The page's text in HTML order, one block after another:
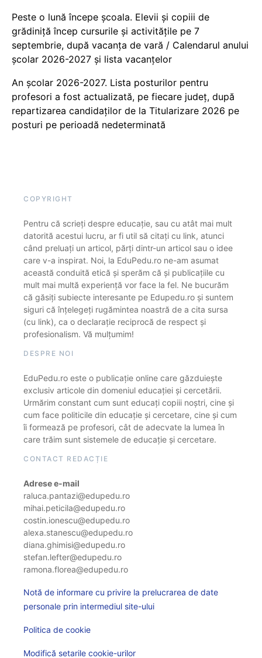
Peste o lună începe școala. Elevii și copiii de
grădiniță încep cursurile și activitățile pe 7
septembrie, după vacanța de vară / Calendarul anului
școlar 2026-2027 și lista vacanțelor
An școlar 2026-2027. Lista posturilor pentru
profesori a fost actualizată, pe fiecare județ, după
repartizarea candidaților de la Titularizare 2026 pe
posturi pe perioadă nedeterminată
COPYRIGHT
Pentru că scrieți despre educație, sau cu atât mai mult
datorită acestui lucru, ar fi util să citați cu link, atunci
când preluați un articol, părți dintr-un articol sau o idee
care v-a inspirat. Noi, la EduPedu.ro ne-am asumat
această conduită etică și sperăm că și publicațiile cu
mult mai multă experiență vor face la fel. Ne bucurăm
că găsiți subiecte interesante pe Edupedu.ro și suntem
siguri că înțelegeți rugămintea noastră de a cita sursa
(cu link), ca o declarație reciprocă de respect și
profesionalism. Vă mulțumim!
DESPRE NOI
EduPedu.ro este o publicație online care găzduiește
exclusiv articole din domeniul educației și cercetării.
Urmărim constant cum sunt educați copiii noștri, cine și
cum face politicile din educație și cercetare, cine și cum
îi formează pe profesori, cât de adecvate la lumea în
care trăim sunt sistemele de educație și cercetare.
CONTACT REDACȚIE
Adrese e-mail
raluca.pantazi@edupedu.ro
mihai.peticila@edupedu.ro
costin.ionescu@edupedu.ro
alexa.stanescu@edupedu.ro
diana.ghimisi@edupedu.ro
stefan.lefter@edupedu.ro
ramona.florea@edupedu.ro
Notă de informare cu privire la prelucrarea de date
personale prin intermediul site-ului
Politica de cookie
Modifică setarile cookie-urilor